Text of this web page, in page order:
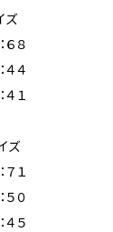
ズ
６８
４４
４１
ズ
７１
５０
４５